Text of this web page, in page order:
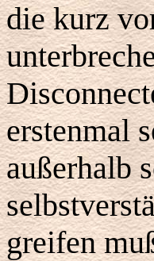
die kurz
erstenmal
außerhalb
greifen